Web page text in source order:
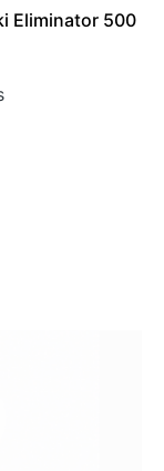
Eliminator 500